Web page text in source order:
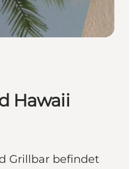
Hawaii
Grillbar befindet